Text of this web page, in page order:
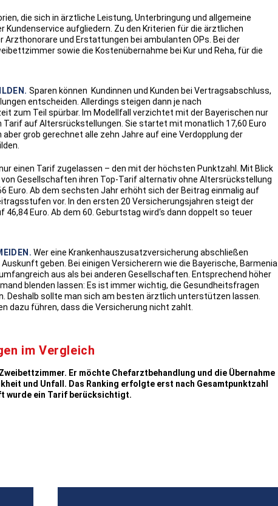
die sich in ärztliche Leistung, Unterbringung und allgemeine
aufgliedern. Zu den Kriterien für die ärztlichen
Arzthonorare und Erstattungen bei ambulanten OPs. Bei der
sowie die Kostenübernahme bei Kur und Reha, für die
Sparen können Kundinnen und Kunden bei Vertragsabschluss,
entscheiden. Allerdings steigen dann je nach
zum Teil spürbar. Im Modellfall verzichtet mit der Bayerischen nur
auf Altersrückstellungen. Sie startet mit monatlich 17,60 Euro
grob gerechnet alle zehn Jahre auf eine Verdopplung der
einen Tarif zugelassen – den mit der höchsten Punktzahl. Mit Blick
Gesellschaften ihren Top-Tarif alternativ ohne Altersrückstellung
Euro. Ab dem sechsten Jahr erhöht sich der Beitrag einmalig auf
vor. In den ersten 20 Versicherungsjahren steigt der
Euro. Ab dem 60. Geburtstag wird‘s dann doppelt so teuer
Wer eine Krankenhauszusatzversicherung abschließen
geben. Bei einigen Versicherern wie die Bayerische, Barmenia
aus als bei anderen Gesellschaften. Entsprechend höher
blenden lassen: Es ist immer wichtig, die Gesundheitsfragen
Deshalb sollte man sich am besten ärztlich unterstützen lassen.
dazu führen, dass die Versicherung nicht zahlt.
im Vergleich
Er möchte Chefarztbehandlung und die Übernahme
und Unfall. Das Ranking erfolgte erst nach Gesamtpunktzahl
wurde ein Tarif berücksichtigt.